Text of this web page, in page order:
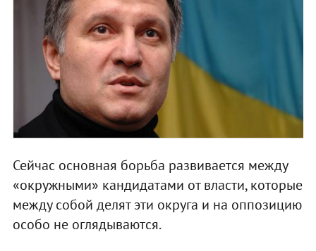
Сейчас основная борьба развивается между
«окружными» кандидатами от власти, которые
между собой делят эти округа и на оппозицию
особо не оглядываются.